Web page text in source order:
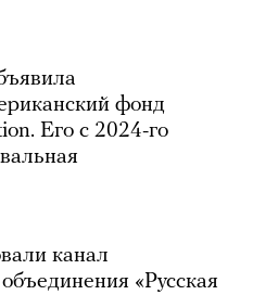
фонд
Его с 2024-го
канал
«Русская